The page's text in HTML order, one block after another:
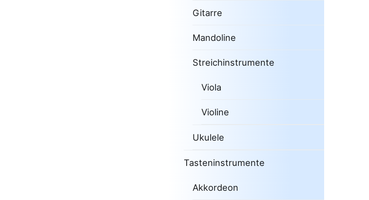
Gitarre
Mandoline
Streichinstrumente
Viola
Violine
Ukulele
Tasteninstrumente
Akkordeon